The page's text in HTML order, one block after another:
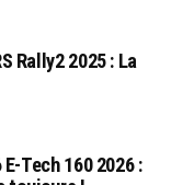
Rally2 2025 : La
Tech 160 2026 :